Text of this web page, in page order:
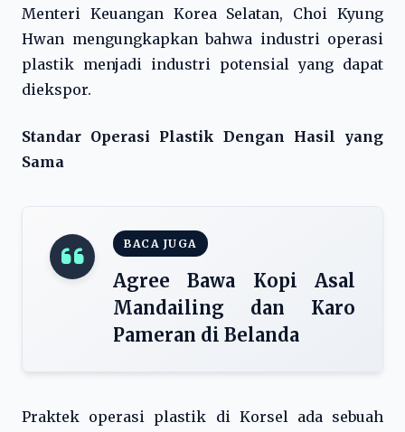
Menteri Keuangan Korea Selatan, Choi Kyung
Hwan mengungkapkan bahwa industri operasi
plastik menjadi industri potensial yang dapat
diekspor.
Standar Operasi Plastik Dengan Hasil yang
Sama
BACA JUGA
Agree Bawa Kopi Asal
Mandailing dan Karo
Pameran di Belanda
Praktek operasi plastik di Korsel ada sebuah